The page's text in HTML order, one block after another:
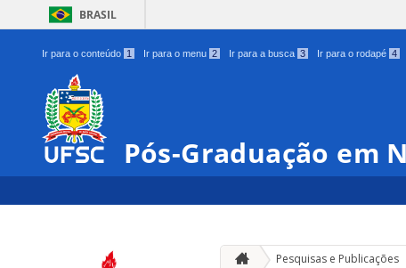
BRASIL
Ir para o conteúdo 1 Ir para o menu 2 Ir para a busca 3 Ir para o rodapé 4
Pós-Graduação em
Pesquisas e Publicações